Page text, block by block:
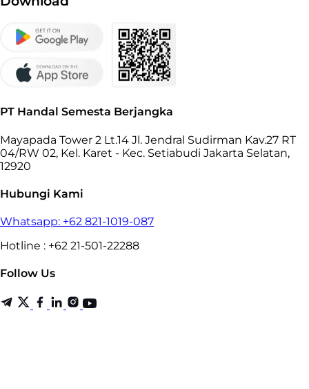
PT Handal Semesta Berjangka
Mayapada Tower 2 Lt.14 Jl. Jendral Sudirman Kav.27 RT
04/RW 02, Kel. Karet - Kec. Setiabudi Jakarta Selatan,
12920
Hubungi Kami
Whatsapp: +62 821-1019-087
Hotline : +62 21-501-22288
Follow Us